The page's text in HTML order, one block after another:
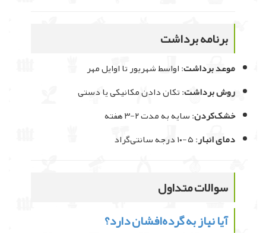
برنامه برداشت
موعد برداشت: اواسط شهریور تا اوایل مهر
روش برداشت: تکان دادن مکانیکی یا دستی
خشک‌کردن: سایه به مدت ۲-۳ هفته
دمای انبار: ۵-۱۰ درجه سانتی‌گراد
سوالات متداول
آیا نیاز به گرده‌افشان دارد؟